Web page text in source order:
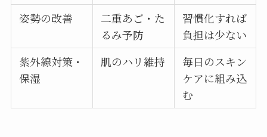
姿勢の改善
二重あご・た
るみ予防
習慣化すれば
負担は少ない
紫外線対策・
保湿
肌のハリ維持
毎日のスキン
ケアに組み込
む